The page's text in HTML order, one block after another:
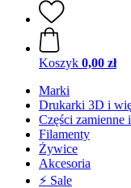
Koszyk 0,00 zł
Marki
Drukarki 3D i
Części zamienne
Filamenty
Żywice
Akcesoria
⚡ Sale